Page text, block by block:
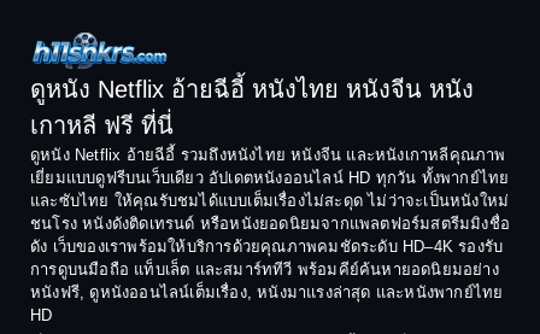
Comedy ตลก
Coming-of-age ชีวิตวัยรุ่น
Crime อาชญากรรม
Crime อาชญากรรม
1994
1992
1991
1990
1988
1987
1986
1985
1984
1983
1982
1981
1980
1978
ดูหนัง Netflix อ้ายฉีอี้ หนังไทย หนังจีน หนัง
เกาหลี ฟรี ที่นี่
ดูหนัง Netflix อ้ายฉีอี้ รวมถึงหนังไทย หนังจีน และหนังเกาหลีคุณภาพ
เยี่ยมแบบดูฟรีบนเว็บเดียว อัปเดตหนังออนไลน์ HD ทุกวัน ทั้งพากย์ไทย
และซับไทย ให้คุณรับชมได้แบบเต็มเรื่องไม่สะดุด ไม่ว่าจะเป็นหนังใหม่
ชนโรง หนังดังติดเทรนด์ หรือหนังยอดนิยมจากแพลตฟอร์มสตรีมมิงชื่อ
ดัง เว็บของเราพร้อมให้บริการด้วยคุณภาพคมชัดระดับ HD–4K รองรับ
การดูบนมือถือ แท็บเล็ต และสมาร์ททีวี พร้อมคีย์ค้นหายอดนิยมอย่าง
หนังฟรี, ดูหนังออนไลน์เต็มเรื่อง, หนังมาแรงล่าสุด และหนังพากย์ไทย
HD